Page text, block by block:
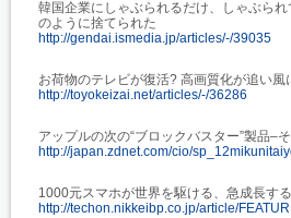
韓国企業にしゃぶられるだけ、しゃぶられ
のように捨てられた
http://gendai.ismedia.jp/articles/-/39035
お荷物のテレビが復活? 高画質化が追い風
http://toyokeizai.net/articles/-/36286
アップルの次の“ブロックバスター”製品–
http://japan.zdnet.com/cio/
1000元スマホが世界を駆ける、急成長す
http://techon.nikkeibp.co.jp/article/